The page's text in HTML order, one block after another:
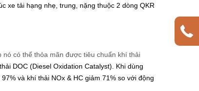
xe tải hạng nhẹ, trung, nặng thuộc 2 dòng QKR
nó có thể thỏa mãn được tiêu chuẩn khí thải
DOC (Diesel Oxidation Catalyst). Khi dùng
và khí thải NOx & HC giảm 71% so với động